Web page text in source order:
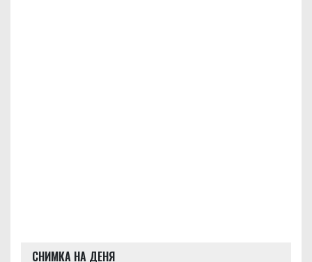
СНИМКА НА ДЕНЯ